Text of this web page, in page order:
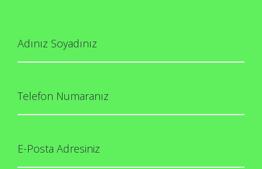
Adınız Soyadınız
Telefon Numaranız
E-Posta Adresiniz